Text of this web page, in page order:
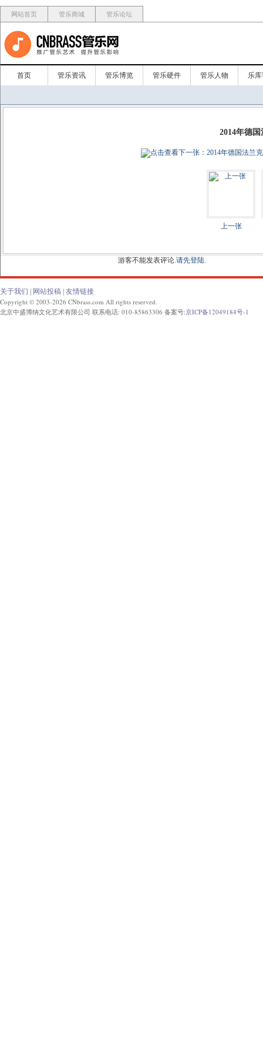
网站首页 管乐商城 管乐论坛
首页 管乐资讯 管乐博览 管乐硬件 管乐人物 乐
2014年德
上一张
游客不能发表评论.请先登陆.
关于我们 网站投稿 友情链接
Copyright © 2003-2026 CNbrass.com All rights reserved.
北京中盛博纳文化艺术有限公司 联系电话: 010-85863306 备案号:京ICP备12049184号-1